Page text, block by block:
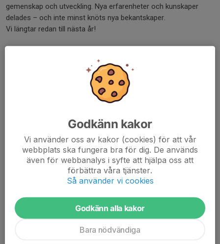
gemenskap och utveckling. Nya erfarenheter och kunskaper
delades – och inte minst knöts nya bekantskaper.
Vi längtar redan till nästa år!
Dela nyhet
Indeed - det var en fantastisk helg. Kan man anmäla sig
till 2027 någonstans - heheh :)
Tack alla som fixade så grymt bra läger - man blir ju stolt
alltså att ha så fina människor i klubben !!!
Tack Bela !! Du tog hand om mig så djävla fint när jag
skulle simma ute för första gången i grupp. Ett minne
som jag vårdar.
Godkänn kakor
Vi använder oss av kakor (cookies) för att vår
webbplats ska fungera bra för dig. De används
även för webbanalys i syfte att hjälpa oss att
förbättra våra tjänster.
Så använder vi cookies
Godkänn alla kakor
Bara nödvändiga